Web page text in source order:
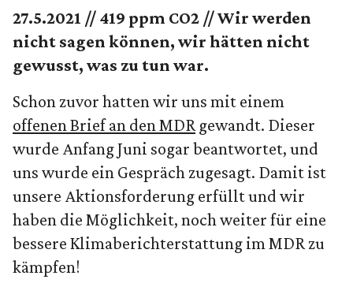
27.5.2021 // 419 ppm CO2 // Wir werden
nicht sagen können, wir hätten nicht
gewusst, was zu tun war.
Schon zuvor hatten wir uns mit einem
offenen Brief an den MDRgewandt. Dieser
wurde Anfang Juni sogar beantwortet, und
uns wurde ein Gespräch zugesagt. Damit ist
unsere Aktionsforderung erfüllt und wir
haben die Möglichkeit, noch weiter für eine
bessere Klimaberichterstattung im MDR zu
kämpfen!